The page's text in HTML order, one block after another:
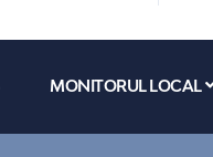
MONITORUL LOCAL